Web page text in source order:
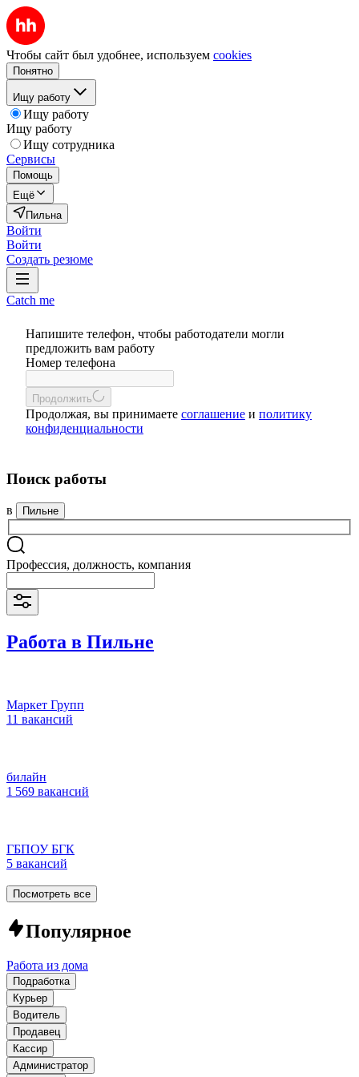
Чтобы сайт был удобнее, используем cookies
Понятно
Ищу работу
Ищу работу
Ищу работу
Ищу сотрудника
Сервисы
Помощь
Ещё
Пильна
Войти
Войти
Создать резюме
Catch me
Напишите телефон, чтобы работодатели могли
предложить вам работу
Номер телефона
Продолжить
Продолжая, вы принимаете соглашение и политику
конфиденциальности
Поиск работы
в Пильне
Профессия, должность, компания
Работа в Пильне
Маркет Групп
11 вакансий
билайн
1 569 вакансий
ГБПОУ БГК
5 вакансий
Посмотреть все
Популярное
Работа из дома
Подработка
Курьер
Водитель
Продавец
Кассир
Администратор